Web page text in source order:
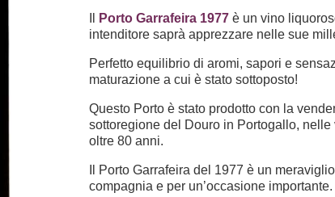
Porto Garrafeira 1977 è un vino
intenditore saprà apprezzare nelle sue
Perfetto equilibrio di aromi, sapori e
maturazione a cui è stato sottoposto!
Questo Porto è stato prodotto con la
sottoregione del Douro in Portogallo,
oltre 80 anni.
Il Porto Garrafeira del 1977 è un
compagnia e per un’occasione importante.